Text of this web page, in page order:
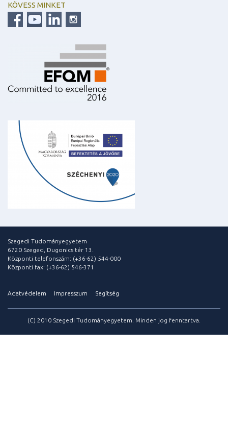
KÖVESS MINKET
Szegedi Tudományegyetem
6720 Szeged, Dugonics tér 13.
Központi telefonszám: (+36-62) 544-000
Központi fax: (+36-62) 546-371
Adatvédelem Impresszum Segítség
(C) 2010 Szegedi Tudományegyetem. Minden jog fenntartva.